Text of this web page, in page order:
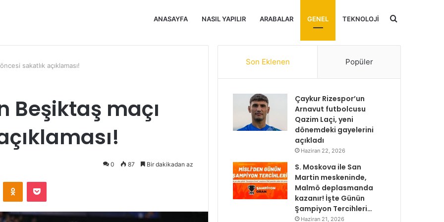
ANASAYFA NASIL YAPILIR ARABALAR GENEL TEKNOLOJI Arama
sakatlık açıklaması!
Beşiktaş maçı
0 87 Bir dakikadan az
Odnoklassniki
Pocket
Son Eklenen Popüler
Çaykur Rizespor’un
Arnavut futbolcusu
Qazim Laçi, yeni
dönemdeki gayelerini
açıkladı
Haziran 22, 2026
S. Moskova ile San
Martin meskeninde,
Malmö deplasmanda
kazanır! İşte Günün
Şampiyon Tercihleri…
Haziran 21, 2026